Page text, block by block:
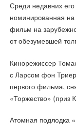
Среди недавних
номинированная
фильм на
от обезумевшей
Кинорежиссер
с Ларсом фон
первого фильма,
«Торжество» (приз
Атомная подлодка